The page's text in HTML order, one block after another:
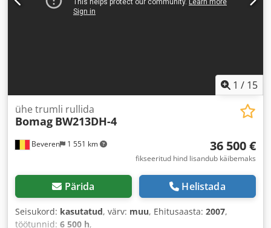
1 / 15
Beveren 1 551 km
ühe trumli rullida
Bomag BW213DH-4
36 500 €
fikseeritud hind lisandub käibemaks
Pärida Helistada
Seisukord: kasutatud, värv: muu, Ehitusaasta: 2007,
töötunnid: 6 500 h,